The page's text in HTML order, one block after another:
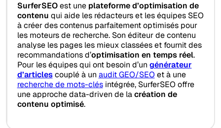
SurferSEOest une plateforme d’optimisation de
contenu qui aide les rédacteurs et les équipes SEO
à créer des contenus parfaitement optimisés pour
les moteurs de recherche. Son éditeur de contenu
analyse les pages les mieux classées et fournit des
recommandations d’optimisation en temps réel.
Pour les équipes qui ont besoin d’un générateur
d’articlescouplé à un audit GEO/SEO et à une
recherche de mots-clésintégrée, SurferSEO offre
une approche data-driven de lacréation de
contenu optimisé.